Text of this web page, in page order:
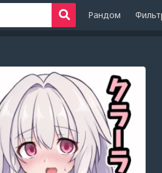
Рандом